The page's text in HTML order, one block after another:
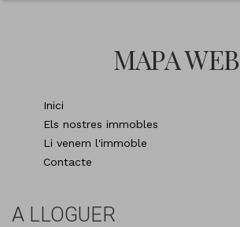
MAPA WEB
Inici
Els nostres immobles
Li venem l'immoble
Contacte
A LLOGUER